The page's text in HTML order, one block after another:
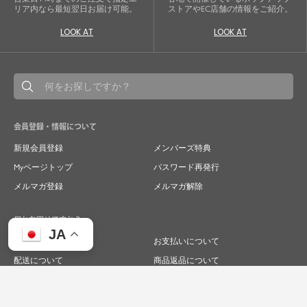
JA
リア内なら最短翌日お届け可能。
LOOK AT
ストアやEC店舗の情報をご紹介。
LOOK AT
会員登録・情報について
新規会員登録
メンバーズ特典
Myページトップ
パスワード再発行
メルマガ登録
メルマガ解除
何かお困りですか？
ご注文について
お支払いについて
配送について
商品返品について